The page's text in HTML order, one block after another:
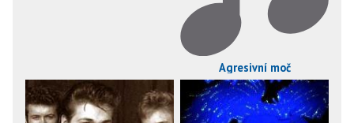
Agresivní moč